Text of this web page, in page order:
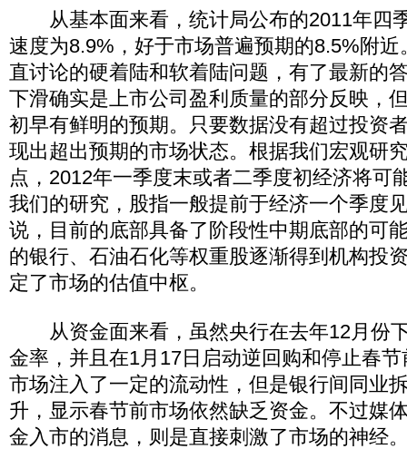
从基本面来看，统计局公布的2011年四
速度为8.9%，好于市场普遍预期的8.5%附
直讨论的硬着陆和软着陆问题，有了最新的
下滑确实是上市公司盈利质量的部分反映，
初早有鲜明的预期。只要数据没有超过投资
现出超出预期的市场状态。根据我们宏观研
点，2012年一季度末或者二季度初经济将可
我们的研究，股指一般提前于经济一个季度
说，目前的底部具备了阶段性中期底部的可
的银行、石油石化等权重股逐渐得到机构投
定了市场的估值中枢。
从资金面来看，虽然央行在去年12月份
金率，并且在1月17日启动逆回购和停止春
市场注入了一定的流动性，但是银行间同业
升，显示春节前市场依然缺乏资金。不过媒
金入市的消息，则是直接刺激了市场的神经